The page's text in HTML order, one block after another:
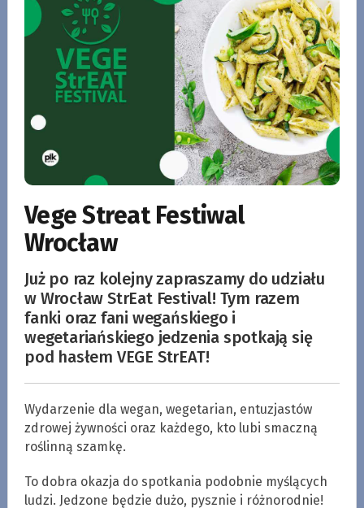
Vege Streat Festiwal
Wrocław
Już po raz kolejny zapraszamy do udziału
w Wrocław StrEat Festival! Tym razem
fanki oraz fani wegańskiego i
wegetariańskiego jedzenia spotkają się
pod hasłem VEGE StrEAT!
Wydarzenie dla wegan, wegetarian, entuzjastów
zdrowej żywności oraz każdego, kto lubi smaczną
roślinną szamkę.
To dobra okazja do spotkania podobnie myślących
ludzi. Jedzone będzie dużo, pysznie i różnorodnie!